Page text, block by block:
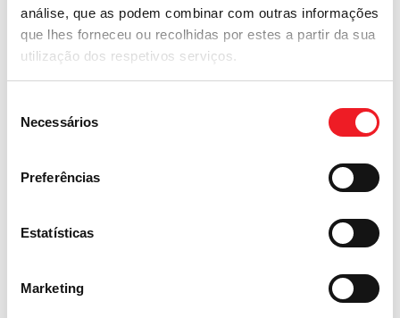
análise, que as podem combinar com outras informações
que lhes forneceu ou recolhidas por estes a partir da sua
utilização dos respetivos serviços.
Necessários
Preferências
Estatísticas
Marketing